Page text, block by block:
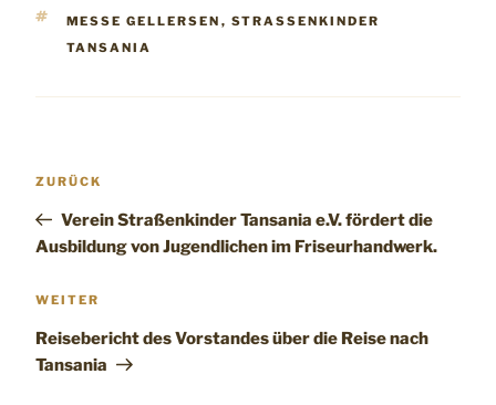
SCHLAGWÖRTER
MESSE GELLERSEN , STRASSENKINDER T
ANSANIA
Vorheriger
ZURÜCK
Verein Straßenkinder Tansania e.V. fördert die
Ausbildung von Jugendlichen im Friseurhandwerk.
Nächster
WEITER
Reisebericht des Vorstandes über die Reise nach
Tansania